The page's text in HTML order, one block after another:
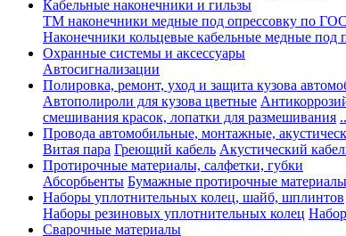
Кабельные наконечники и гильзы
ТМ наконечники медные под опрессовку по
Наконечники кольцевые кабельные медные под
Охранные системы и аксессуары
Автосигнализации
Полировка, ремонт, уход и защита кузова
Автополироли для кузова цветные
смешивания красок, лопатки для размешивания
Провода автомобильные, монтажные,
Витая пара Греющий кабель Акустический
Протирочные материалы, салфетки, губки
Абсорбьенты Бумажные протирочные материалы
Наборы уплотнительных колец, шайб, шплинтов
Наборы резиновых уплотнительных колец
Сварочные материалы